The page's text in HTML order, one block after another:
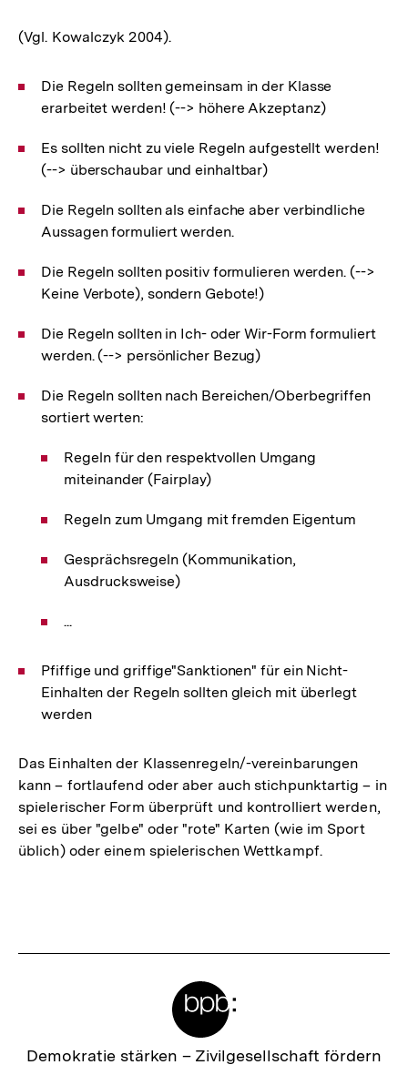
(Vgl. Kowalczyk 2004).
Die Regeln sollten gemeinsam in der Klasse
erarbeitet werden! (--> höhere Akzeptanz)
Es sollten nicht zu viele Regeln aufgestellt werden!
(--> überschaubar und einhaltbar)
Die Regeln sollten als einfache aber verbindliche
Aussagen formuliert werden.
Die Regeln sollten positiv formulieren werden. (-->
Keine Verbote), sondern Gebote!)
Die Regeln sollten in Ich- oder Wir-Form formuliert
werden. (--> persönlicher Bezug)
Die Regeln sollten nach Bereichen/Oberbegriffen
sortiert werten:
Regeln für den respektvollen Umgang
miteinander (Fairplay)
Regeln zum Umgang mit fremden Eigentum
Gesprächsregeln (Kommunikation,
Ausdrucksweise)
...
Pfiffige und griffige"Sanktionen" für ein Nicht-
Einhalten der Regeln sollten gleich mit überlegt
werden
Das Einhalten der Klassenregeln/-vereinbarungen
kann – fortlaufend oder aber auch stichpunktartig – in
spielerischer Form überprüft und kontrolliert werden,
sei es über "gelbe" oder "rote" Karten (wie im Sport
üblich) oder einem spielerischen Wettkampf.
Zur
Demokratie stärken – Zivilgesellschaft fördern